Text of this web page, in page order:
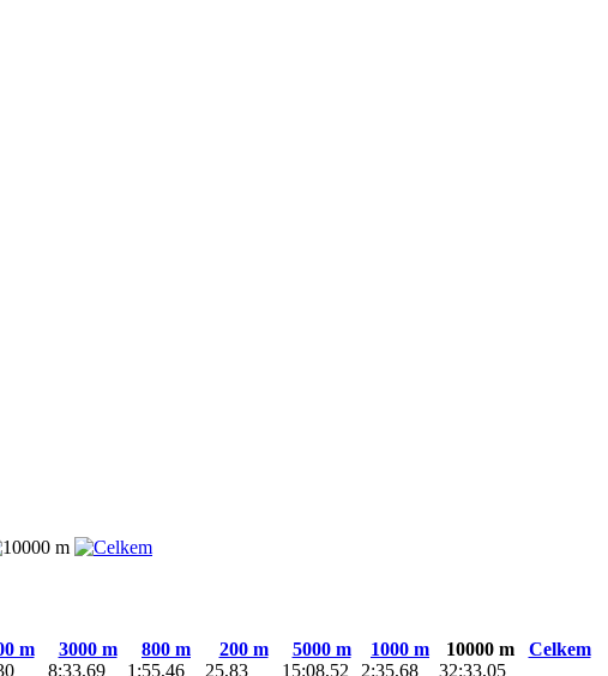
m 3000 m 800 m 200 m 5000 m 1000 m 10000 m
Celkem
8:33,69
1:55,46
25,83
15:08,52
2:35,68
32:33,05